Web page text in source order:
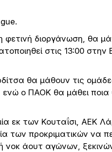
διοργάνωση, θα
στις 13:00 στην
θα μάθουν τις
ο ΠΑΟΚ θα μάθει ποια
εκ των Κουταΐσι, ΑΕΚ
των προκριματικών να
νοκ άουτ αγώνων,